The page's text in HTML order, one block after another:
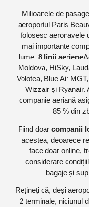
Milioanele de
aeroportul Paris
folosesc aeronavele
mai importante
lume. 8 linii aeriene
Moldova, HiSky,
Volotea, Blue Air
Wizzair și Ryanair.
companie aeriană
85 % din
Fiind doar companii
acestea, deoarece
face doar online,
considerare
bagaje și
Rețineți că, deși
2 terminale, niciunul